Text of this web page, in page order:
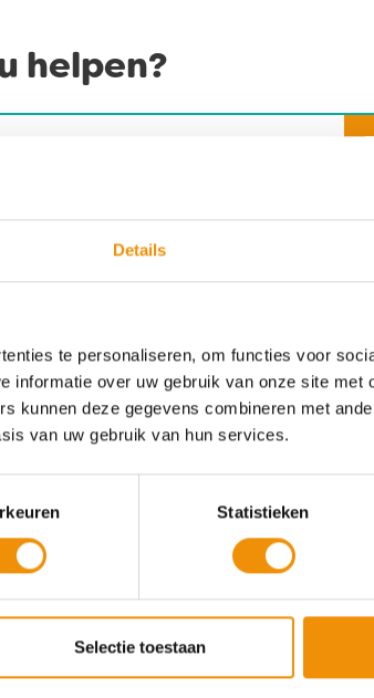
Details
te personaliseren, om functies voor
informatie over uw gebruik van onze site met
kunnen deze gegevens combineren met
van uw gebruik van hun services.
Statistieken
Selectie toestaan
helpen?
beschikbaar zijn, gebruik de pijlen om
Meewind
Nieuwe Gracht 13
088 633 94 63
di - do 09:00 - 17:00
vr: 09:00 - 12:30